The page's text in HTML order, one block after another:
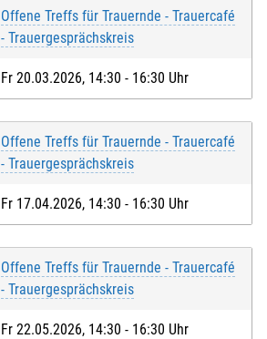
Offene Treffs für Trauernde - Trauercafé
- Trauergesprächskreis
Fr 20.03.2026, 14:30 - 16:30 Uhr
Offene Treffs für Trauernde - Trauercafé
- Trauergesprächskreis
Fr 17.04.2026, 14:30 - 16:30 Uhr
Offene Treffs für Trauernde - Trauercafé
- Trauergesprächskreis
Fr 22.05.2026, 14:30 - 16:30 Uhr